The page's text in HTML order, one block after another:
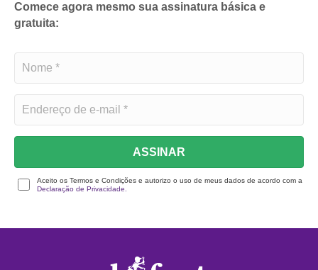
Comece agora mesmo sua assinatura básica e
gratuita:
ASSINAR
Aceito os Termos e Condições e autorizo o uso de meus dados de acordo com a
Declaração de Privacidade.